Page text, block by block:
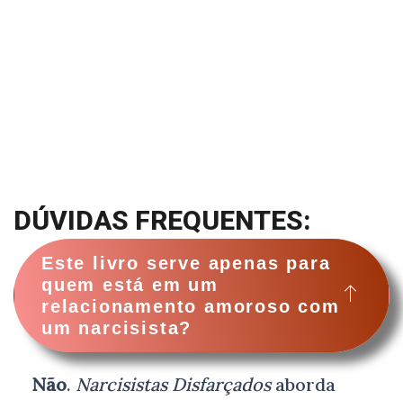
DÚVIDAS FREQUENTES:
Este livro serve apenas para
quem está em um
relacionamento amoroso com
um narcisista?
Não. Narcisistas Disfarçadosaborda